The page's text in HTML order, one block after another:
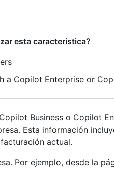
esta característica?
a Copilot Enterprise or
Business o Copilot
Esta información
actual.
Por ejemplo, desde la